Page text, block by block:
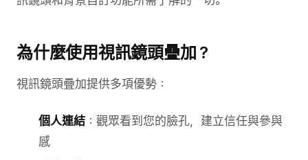
為什麼使用視訊鏡頭疊加？
視訊鏡頭疊加提供多項優勢：
個人連結 ：觀眾看到您的臉孔，建立信任與參與
感